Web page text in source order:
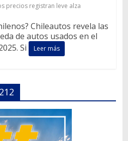
precios registran leve alza
Chileautos revela las
de autos usados en el
Si
Leer más